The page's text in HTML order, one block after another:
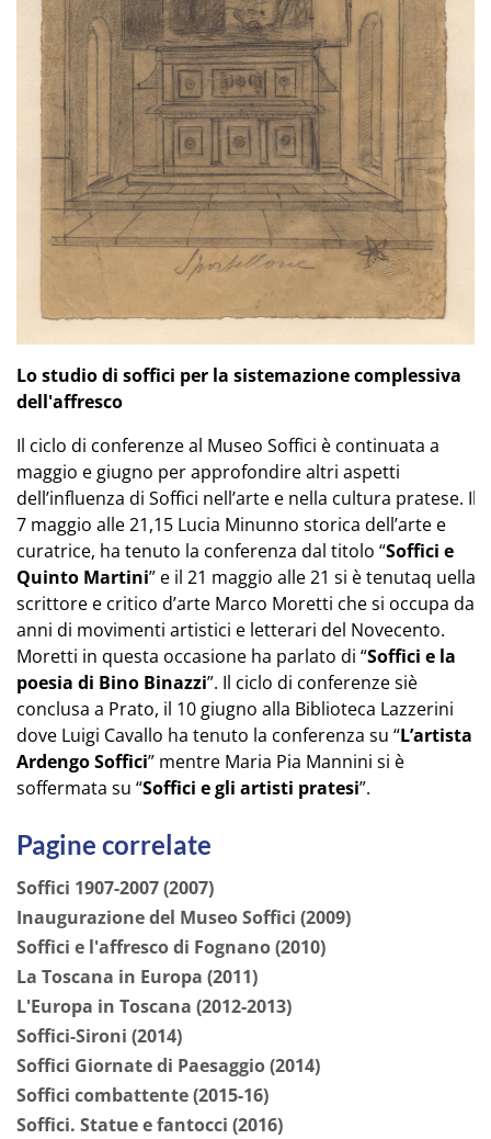
Lo studio di soffici per la sistemazione complessiva
dell'affresco
Il ciclo di conferenze al Museo Soffici è continuata a
maggio e giugno per approfondire altri aspetti
dell’influenza di Soffici nell’arte e nella cultura pratese. Il
7 maggio alle 21,15 Lucia Minunno storica dell’arte e
curatrice, ha tenuto la conferenza dal titolo “Soffici e
Quinto Martini” e il 21 maggio alle 21 si è tenutaq uella
scrittore e critico d’arte Marco Moretti che si occupa da
anni di movimenti artistici e letterari del Novecento.
Moretti in questa occasione ha parlato di “Soffici e la
poesia di Bino Binazzi”. Il ciclo di conferenze siè
conclusa a Prato, il 10 giugno alla Biblioteca Lazzerini
dove Luigi Cavallo ha tenuto la conferenza su “L’artista
Ardengo Soffici” mentre Maria Pia Mannini si è
soffermata su “Soffici e gli artisti pratesi”.
Pagine correlate
Soffici 1907-2007 (2007)
Inaugurazione del Museo Soffici (2009)
Soffici e l'affresco di Fognano (2010)
La Toscana in Europa (2011)
L'Europa in Toscana (2012-2013)
Soffici-Sironi (2014)
Soffici Giornate di Paesaggio (2014)
Soffici combattente (2015-16)
Soffici. Statue e fantocci (2016)